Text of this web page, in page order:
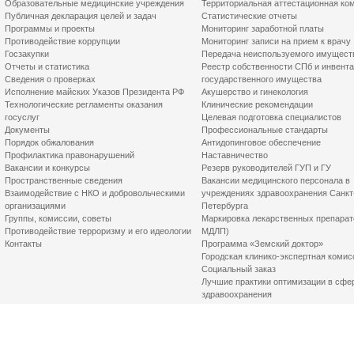
Образовательные медицинские учреждения
Публичная декларация целей и задач
Программы и проекты
Противодействие коррупции
Госзакупки
Отчеты и статистика
Сведения о проверках
Исполнение майских Указов Президента РФ
Технологические регламенты оказания
госуслуг
Документы
Порядок обжалования
Профилактика правонарушений
Вакансии и конкурсы
Пространственные сведения
Взаимодействие с НКО и добровольческими
организациями
Группы, комиссии, советы
Противодействие терроризму и его идеологии
Контакты
Территориальная аттестационная
Статистические отчеты
Мониторинг заработной платы
Мониторинг записи на прием к врачу
Передача неиспользуемого
Реестр собственности СПб и
государственного имущества
Акушерство и гинекология
Клинические рекомендации
Целевая подготовка специалистов
Профессиональные стандарты
Антидопинговое обеспечение
Наставничество
Резерв руководителей ГУП и ГУ
Вакансии медицинского персонала в
учреждениях здравоохранения
Петербурга
Маркировка лекарственных
МДЛП)
Программа «Земский доктор»
Городская клинико-экспертная
Социальный заказ
Лучшие практики оптимизации в
здравоохранения